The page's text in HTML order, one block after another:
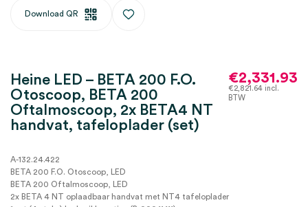
Download QR
Heine LED – BETA 200 F.O.
Otoscoop, BETA 200
Oftalmoscoop, 2x BETA4 NT
handvat, tafeloplader (set)
€2,331.93
€2,821.64 incl.
BTW
A-132.24.422
BETA 200 F.O. Otoscoop, LED
BETA 200 Oftalmoscoop, LED
2x BETA 4 NT oplaadbaar handvat met NT4 tafeloplader